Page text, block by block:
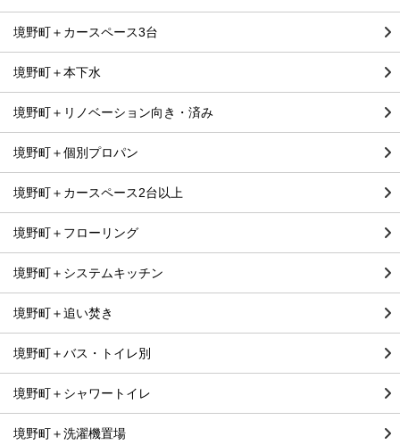
境野町＋カースペース3台
境野町＋本下水
境野町＋リノベーション向き・済み
境野町＋個別プロパン
境野町＋カースペース2台以上
境野町＋フローリング
境野町＋システムキッチン
境野町＋追い焚き
境野町＋バス・トイレ別
境野町＋シャワートイレ
境野町＋洗濯機置場